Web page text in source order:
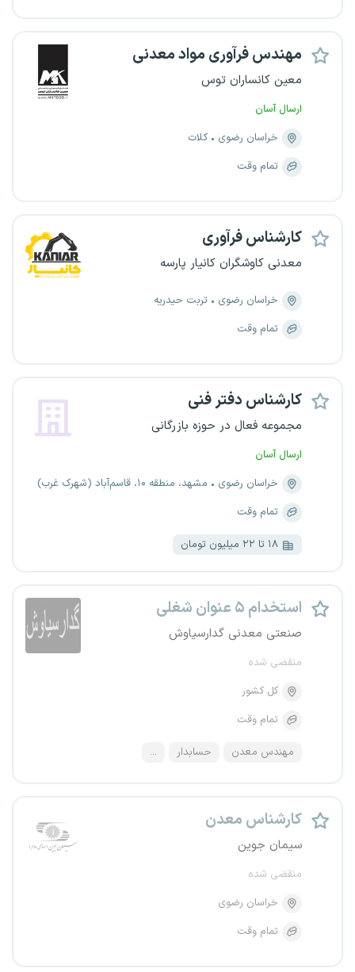
مهندس فرآوری مواد معدنی
معین کانساران توس
ارسال آسان
خراسان رضوی
کلات
تمام وقت
کارشناس فرآوری
معدنی کاوشگران کانیار پارسه
خراسان رضوی
تربت حیدریه
تمام وقت
کارشناس دفتر فنی
مجموعه فعال در حوزه بازرگانی
ارسال آسان
خراسان رضوی
مشهد، منطقه ۱۰، قاسم‌آباد (شهرک غرب)
تمام وقت
۱۸ تا ۲۲ میلیون تومان
استخدام ۵ عنوان شغلی
صنعتی معدنی گدارسیاوش
منقضی شده
کل کشور
تمام وقت
مهندس معدن حسابدار ...
کارشناس معدن
سیمان جوین
منقضی شده
خراسان رضوی
تمام وقت